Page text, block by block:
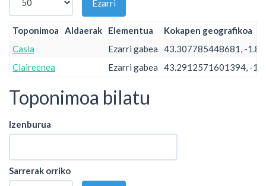
Ezarri
Toponimoa Aldaerak Elementua
Kokapen geografikoa
Casla
Ezarri gabea
43.307785448681, -
Claireenea
Ezarri gabea 43.2912571601394, -
Toponimoa bilatu
Izenburua
Sarrerak orriko